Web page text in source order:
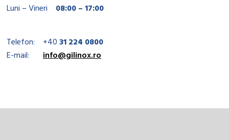
Luni – Vineri
08:00 – 17:00
Telefon: +4031 224 0800
E-mail:
info@gilinox.ro